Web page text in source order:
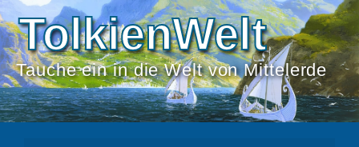
TolkienWelt
Tauche ein in die Welt von Mittelerde